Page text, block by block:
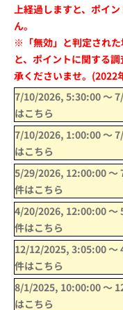
上経過しますと、ポイ
ん。
※「無効」と判定され
と、ポイントに関する
承くださいませ。(2022
7/10/2026, 5:30:00〜
はこちら
7/10/2026, 1:00:00〜
はこちら
5/29/2026, 12:00:00〜
件はこちら
4/20/2026, 12:00:00〜
件はこちら
12/12/2025, 3:05:00〜
件はこちら
8/1/2025, 10:00:00〜
はこちら